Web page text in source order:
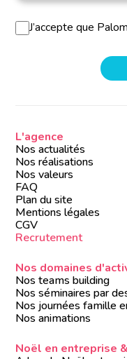
J’accepte que
L'agence
Nos actualités
Nos réalisations
Nos valeurs
FAQ
Plan du site
Mentions légales
CGV
Recrutement
Nos domaines
Nos teams building
Nos séminaires par
Nos journées famille
Nos animations
Noël en entreprise